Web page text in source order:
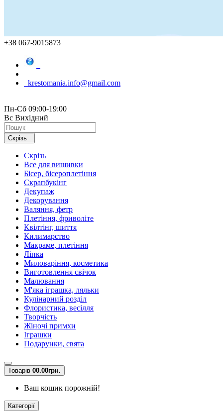
+38 067-9015873
krestomania.info@gmail.com
Пн-Сб 09:00-19:00
Вс Вихідний
Скрізь
Скрізь
Все для вишивки
Бісер, бісероплетіння
Скрапбукінг
Декупаж
Декорування
Валяння, фетр
Плетіння, фриволіте
Квілтінг, шиття
Килимарство
Макраме, плетіння
Ліпка
Миловаріння, косметика
Виготовлення свічок
Малювання
М'яка іграшка, ляльки
Кулінарний розділ
Флористика, весілля
Творчість
Жіночі примхи
Іграшки
Подарунки, свята
Товарів 00.00грн.
Ваш кошик порожній!
Категорії